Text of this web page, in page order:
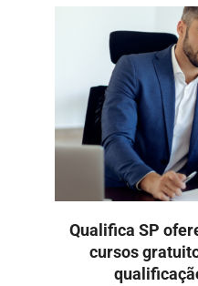
Qualifica SP
cursos